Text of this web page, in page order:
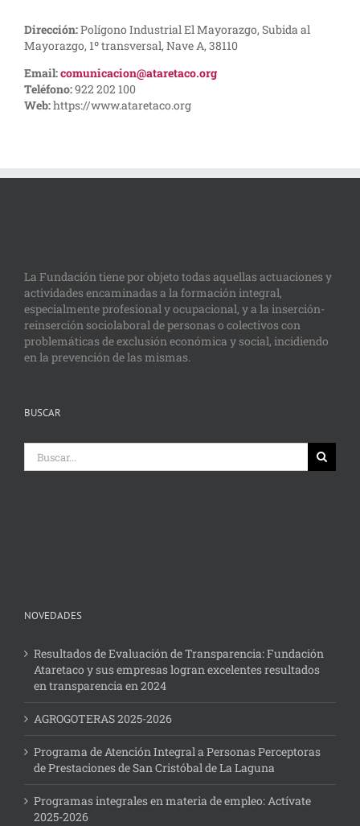
Dirección:Polígono Industrial El Mayorazgo, Subida al
Mayorazgo, 1º transversal, Nave A, 38110
Email:comunicacion@ataretaco.org
Teléfono:922 202 100
Web:https://www.ataretaco.org
La Fundación tiene por objeto todas aquellas actuaciones y
actividades encaminadas a la formación integral,
especialmente profesional y ocupacional, y a la inserción-
reinserción sociolaboral de personas o colectivos con
problemáticas de exclusión económica y social, incidiendo
en la prevención de las mismas.
BUSCAR
NOVEDADES
Resultados de Evaluación de Transparencia: Fundación
Ataretaco y sus empresas logran excelentes resultados
en transparencia en 2024
AGROGOTERAS 2025-2026
Programa de Atención Integral a Personas Perceptoras
de Prestaciones de San Cristóbal de La Laguna
Programas integrales en materia de empleo: Actívate
2025-2026